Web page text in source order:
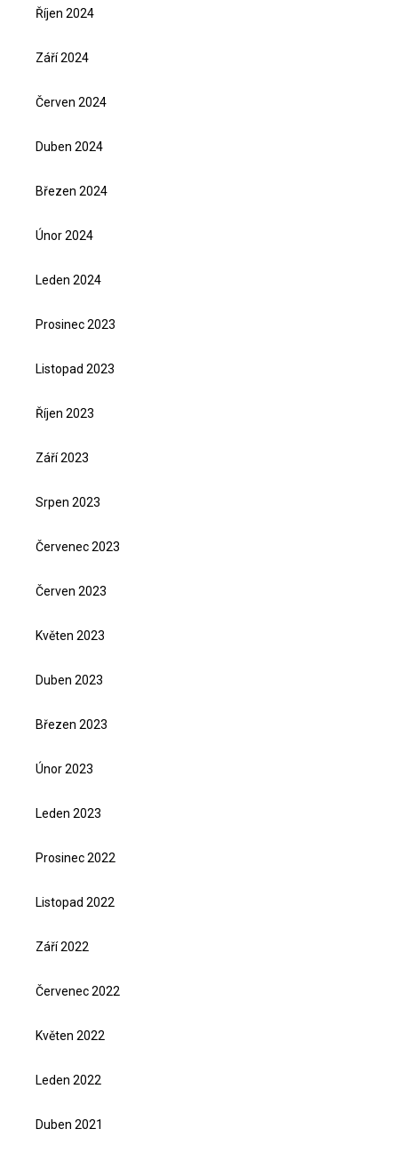
Říjen 2024
Září 2024
Červen 2024
Duben 2024
Březen 2024
Únor 2024
Leden 2024
Prosinec 2023
Listopad 2023
Říjen 2023
Září 2023
Srpen 2023
Červenec 2023
Červen 2023
Květen 2023
Duben 2023
Březen 2023
Únor 2023
Leden 2023
Prosinec 2022
Listopad 2022
Září 2022
Červenec 2022
Květen 2022
Leden 2022
Duben 2021